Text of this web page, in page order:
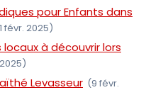
pour Enfants dans
févr. 2025)
à découvrir lors
Levasseur (9 févr.